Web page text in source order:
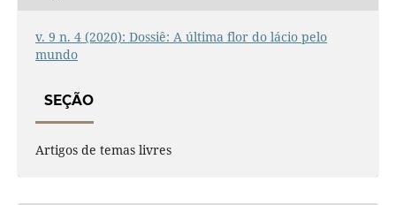
v. 9 n. 4 (2020): Dossiê: A última flor do lácio pelo
mundo
SEÇÃO
Artigos de temas livres